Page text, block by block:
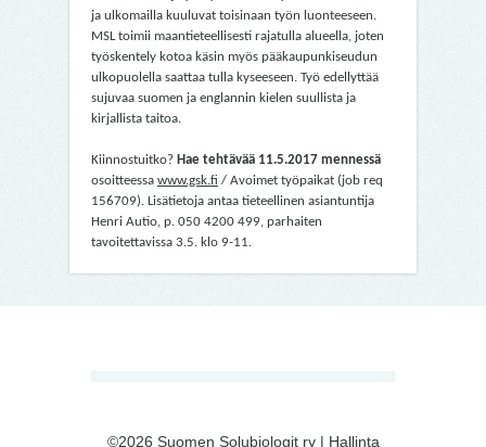
ja ulkomailla kuuluvat toisinaan työn luonteeseen.
MSL toimii maantieteellisesti rajatulla alueella, joten
työskentely kotoa käsin myös pääkaupunkiseudun
ulkopuolella saattaa tulla kyseeseen. Työ edellyttää
sujuvaa suomen ja englannin kielen suullista ja
kirjallista taitoa.
Kiinnostuitko? Hae tehtävää 11.5.2017 mennessä
osoitteessa www.gsk.fi / Avoimet työpaikat (job req
156709). Lisätietoja antaa tieteellinen asiantuntija
Henri Autio, p. 050 4200 499, parhaiten
tavoitettavissa 3.5. klo 9-11.
©2026 Suomen Solubiologit ry | Hallinta